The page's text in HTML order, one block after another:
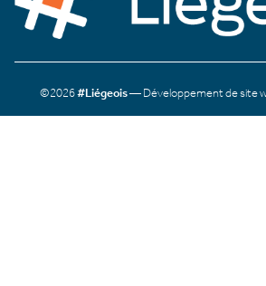
©2026#Liégeois— Développement de site